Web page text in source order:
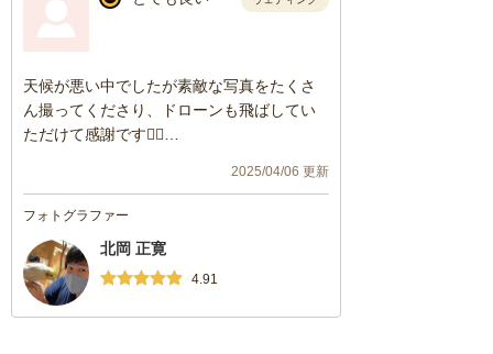
天候が悪い中でしたが素敵な写真をたくさ
ん撮ってくださり、ドローンも飛ばしてい
ただけて感謝です🙇‍♂️
いただきとてもいい雰囲気で撮影が楽しめ
ました♪(2人とももれなく風邪気味になりま
またご縁があれば子どもの成長の節目で撮
影お願いしたいです。
2025/04/06 更新
フォトグラファー
北岡 正寛
4.91